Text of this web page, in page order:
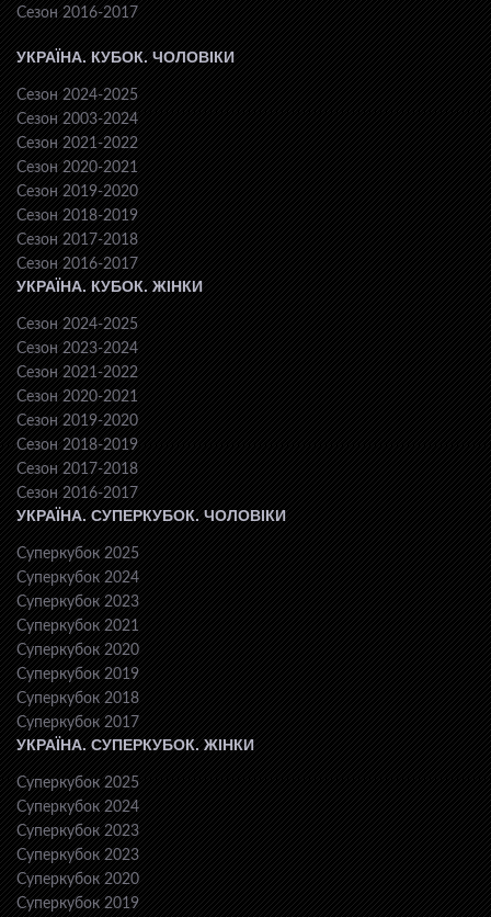
Сезон 2016-2017
УКРАЇНА. КУБОК. ЧОЛОВІКИ
Сезон 2024-2025
Сезон 2003-2024
Сезон 2021-2022
Сезон 2020-2021
Сезон 2019-2020
Сезон 2018-2019
Сезон 2017-2018
Сезон 2016-2017
УКРАЇНА. КУБОК. ЖІНКИ
Сезон 2024-2025
Сезон 2023-2024
Сезон 2021-2022
Сезон 2020-2021
Сезон 2019-2020
Сезон 2018-2019
Сезон 2017-2018
Сезон 2016-2017
УКРАЇНА. СУПЕРКУБОК. ЧОЛОВІКИ
Суперкубок 2025
Суперкубок 2024
Суперкубок 2023
Суперкубок 2021
Суперкубок 2020
Суперкубок 2019
Суперкубок 2018
Суперкубок 2017
УКРАЇНА. СУПЕРКУБОК. ЖІНКИ
Суперкубок 2025
Суперкубок 2024
Суперкубок 2023
Суперкубок 2023
Суперкубок 2020
Суперкубок 2019